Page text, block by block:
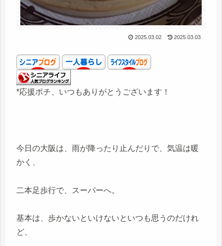
2025.03.02 2025.03.03
*応援ポチ、いつもありがとうございます！
今日の大阪は、雨が降ったり止んだりで、気温は暖
かく、
二本足歩行で、スーパーへ。
基本は、歩かないといけないといつも思うのだけれ
ど、